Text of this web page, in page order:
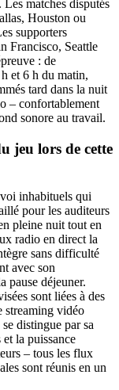
matches disputés
Houston ou
supporters
Francisco, Seattle
: de
et 6 h du matin,
tard dans la nuit
– confortablement
sonore au travail.
jeu lors de cette
inhabituels qui
pour les auditeurs
pleine nuit tout en
radio en direct la
sans difficulté
avec son
pause déjeuner.
sont liées à des
streaming vidéo
distingue par sa
la puissance
– tous les flux
sont réunis en un